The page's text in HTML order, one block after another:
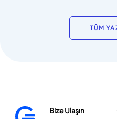
TÜM
Bize Ulaşın